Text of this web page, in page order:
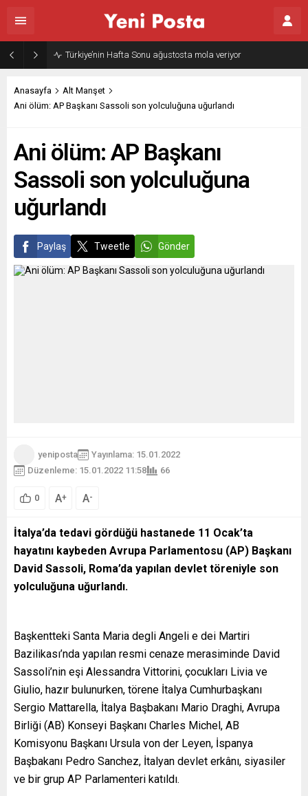
Anasayfa
Alt Manşet
Ani ölüm: AP Başkanı Sassoli son yolculuğuna uğurlandı
Ani ölüm: AP Başkanı
Sassoli son yolculuğuna
uğurlandı
Paylaş Tweetle Gönder
yeniposta
Yayınlama: 15.01.2022
Düzenleme: 15.01.2022 11:58
66
0 A+ A-
İtalya’da tedavi gördüğü hastanede 11 Ocak’ta
hayatını kaybeden Avrupa Parlamentosu (AP) Başkanı
David Sassoli, Roma’da yapılan devlet töreniyle son
yolculuğuna uğurlandı.
Başkentteki Santa Maria degli Angeli e dei Martiri
Bazilikası’nda yapılan resmi cenaze merasiminde David
Sassoli’nin eşi Alessandra Vittorini, çocukları Livia ve
Giulio, hazır bulunurken, törene İtalya Cumhurbaşkanı
Sergio Mattarella, İtalya Başbakanı Mario Draghi, Avrupa
Birliği (AB) Konseyi Başkanı Charles Michel, AB
Komisyonu Başkanı Ursula von der Leyen, İspanya
Başbakanı Pedro Sanchez, İtalyan devlet erkânı, siyasiler
ve bir grup AP Parlamenteri katıldı.